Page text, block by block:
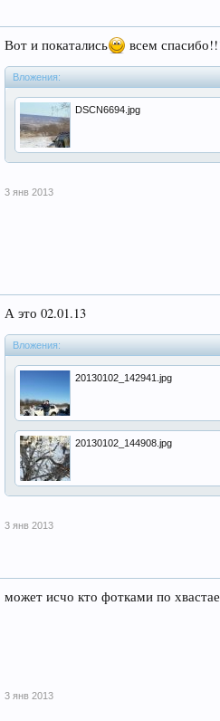
Вот и покатались всем
Вложения:
DSCN6694.jpg
3 янв 2013
А это 02.01.13
Вложения:
20130102_142941.jpg
20130102_144908.jpg
3 янв 2013
может исчо кто фотками по
3 янв 2013